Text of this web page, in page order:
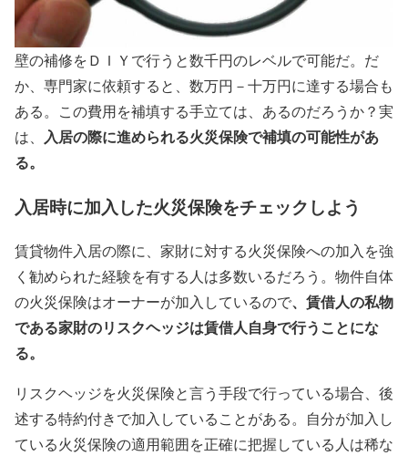
壁の補修をＤＩＹで行うと数千円のレベルで可能だ。だ
か、専門家に依頼すると、数万円－十万円に達する場合も
ある。この費用を補填する手立ては、あるのだろうか？実
は、 入居の際に進められる火災保険で補填の可能性があ
る。
入居時に加入した火災保険をチェックしよう
賃貸物件入居の際に、家財に対する火災保険への加入を強
く勧められた経験を有する人は多数いるだろう。物件自体
の火災保険はオーナーが加入しているので、賃借人の私物
である家財のリスクヘッジは賃借人自身で行うことにな
る。
リスクヘッジを火災保険と言う手段で行っている場合、後
述する特約付きで加入していることがある。自分が加入し
ている火災保険の適用範囲を正確に把握している人は稀な